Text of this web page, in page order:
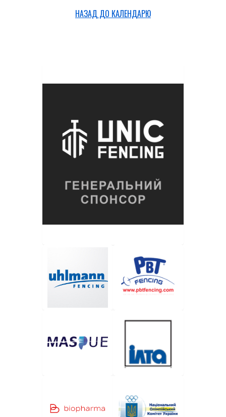
НАЗАД ДО КАЛЕНДАРЮ